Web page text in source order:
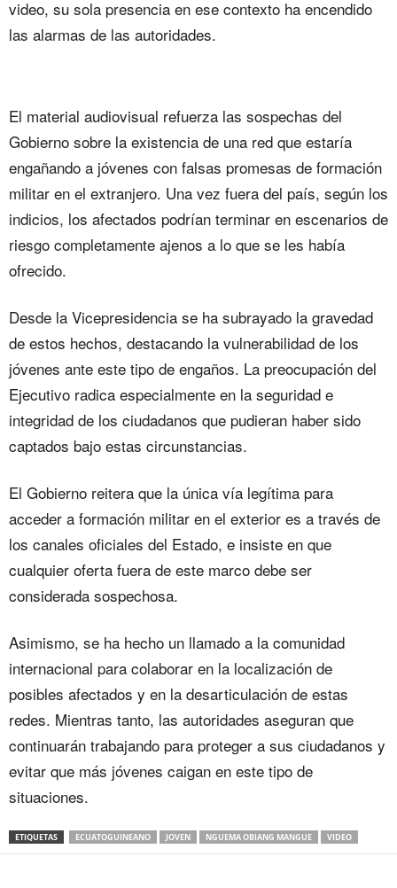
video, su sola presencia en ese contexto ha encendido
las alarmas de las autoridades.
El material audiovisual refuerza las sospechas del
Gobierno sobre la existencia de una red que estaría
engañando a jóvenes con falsas promesas de formación
militar en el extranjero. Una vez fuera del país, según los
indicios, los afectados podrían terminar en escenarios de
riesgo completamente ajenos a lo que se les había
ofrecido.
Desde la Vicepresidencia se ha subrayado la gravedad
de estos hechos, destacando la vulnerabilidad de los
jóvenes ante este tipo de engaños. La preocupación del
Ejecutivo radica especialmente en la seguridad e
integridad de los ciudadanos que pudieran haber sido
captados bajo estas circunstancias.
El Gobierno reitera que la única vía legítima para
acceder a formación militar en el exterior es a través de
los canales oficiales del Estado, e insiste en que
cualquier oferta fuera de este marco debe ser
considerada sospechosa.
Asimismo, se ha hecho un llamado a la comunidad
internacional para colaborar en la localización de
posibles afectados y en la desarticulación de estas
redes. Mientras tanto, las autoridades aseguran que
continuarán trabajando para proteger a sus ciudadanos y
evitar que más jóvenes caigan en este tipo de
situaciones.
ETIQUETAS ECUATOGUINEANO JOVEN NGUEMA OBIANG MANGUE VIDEO